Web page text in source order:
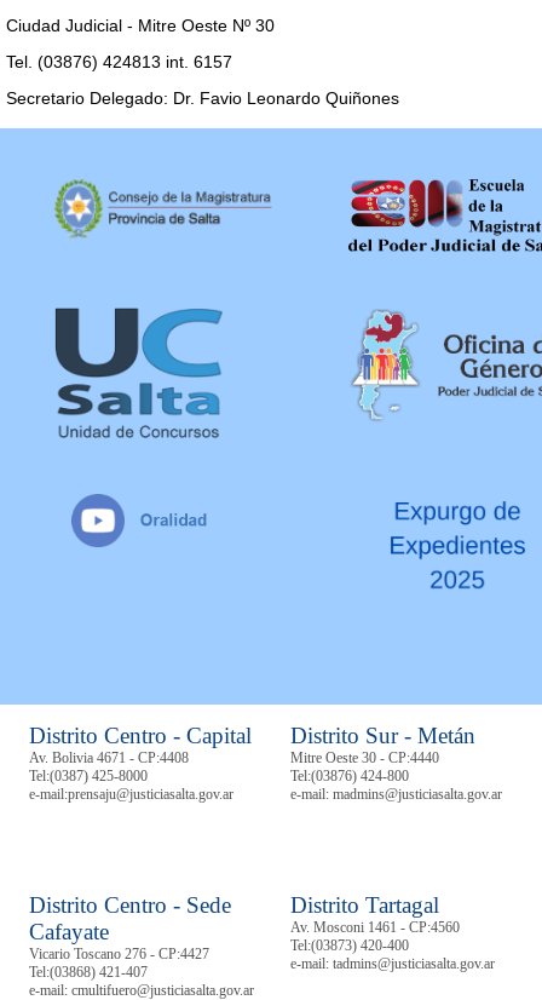
Ciudad Judicial - Mitre Oeste Nº 30
Tel. (03876) 424813 int. 6157
Secretario Delegado: Dr. Favio Leonardo Quiñones
Distrito Centro - Capital
Av. Bolivia 4671 - CP:4408
Tel:(0387) 425-8000
e-mail:prensaju@justiciasalta.gov.ar
Distrito Sur - Metán
Mitre Oeste 30 - CP:4440
Tel:(03876) 424-800
e-mail: madmins@justiciasalta.gov.ar
Distrito Centro - Sede
Cafayate
Vicario Toscano 276 - CP:4427
Tel:(03868) 421-407
e-mail: cmultifuero@justiciasalta.gov.ar
Distrito Tartagal
Av. Mosconi 1461 - CP:4560
Tel:(03873) 420-400
e-mail: tadmins@justiciasalta.gov.ar